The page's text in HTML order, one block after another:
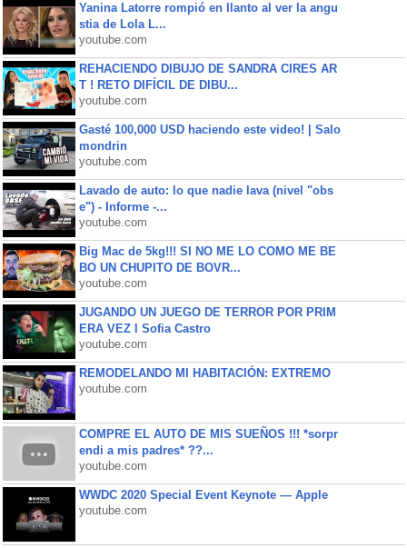
Yanina Latorre rompió en llanto al ver la angu
stia de Lola L...
youtube.com
REHACIENDO DIBUJO DE SANDRA CIRES AR
T ! RETO DIFÍCIL DE DIBU...
youtube.com
Gasté 100,000 USD haciendo este video! | Salo
mondrin
youtube.com
Lavado de auto: lo que nadie lava (nivel "obs
e") - Informe -...
youtube.com
Big Mac de 5kg!!! SI NO ME LO COMO ME BE
BO UN CHUPITO DE BOVR...
youtube.com
JUGANDO UN JUEGO DE TERROR POR PRIM
ERA VEZ l Sofia Castro
youtube.com
REMODELANDO MI HABITACIÓN: EXTREMO
youtube.com
COMPRE EL AUTO DE MIS SUEÑOS !!! *sorpr
endi a mis padres* ??...
youtube.com
WWDC 2020 Special Event Keynote — Apple
youtube.com